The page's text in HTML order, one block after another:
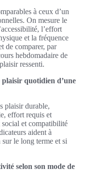
à ceux d’un
On mesure le
l’effort
et la fréquence
de comparer, par
hebdomadaire de
ressenti.
quotidien d’une
plaisir durable,
effort requis et
social et compatibilité
aident à
le long terme et si
selon son mode de